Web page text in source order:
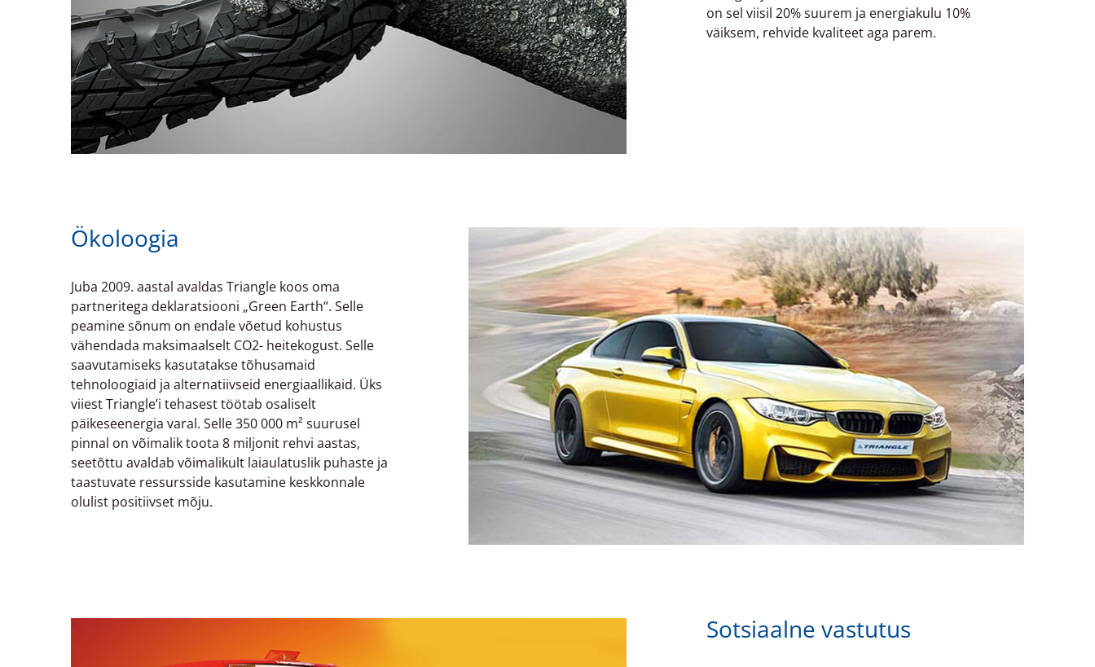
on sel viisil 20% suurem ja energiakulu 10%
väiksem, rehvide kvaliteet aga parem.
Ökoloogia
Juba 2009. aastal avaldas Triangle koos oma
partneritega deklaratsiooni „Green Earth“. Selle
peamine sõnum on endale võetud kohustus
vähendada maksimaalselt CO2- heitekogust. Selle
saavutamiseks kasutatakse tõhusamaid
tehnoloogiaid ja alternatiivseid energiaallikaid. Üks
viiest Triangle’i tehasest töötab osaliselt
päikeseenergia varal. Selle 350 000 m² suurusel
pinnal on võimalik toota 8 miljonit rehvi aastas,
seetõttu avaldab võimalikult laiaulatuslik puhaste ja
taastuvate ressursside kasutamine keskkonnale
olulist positiivset mõju.
Sotsiaalne vastutus